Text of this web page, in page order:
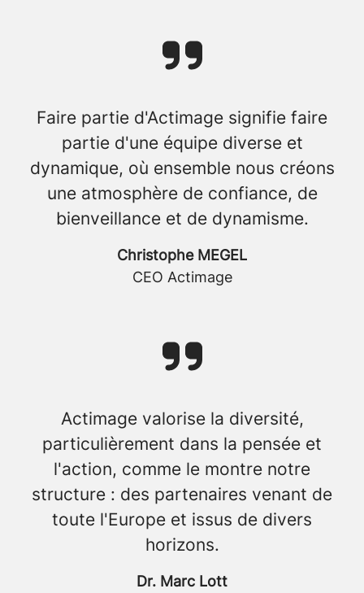
Faire partie d'Actimage signifie faire
partie d'une équipe diverse et
dynamique, où ensemble nous créons
une atmosphère de confiance, de
bienveillance et de dynamisme.
Christophe MEGEL
CEO Actimage
Actimage valorise la diversité,
particulièrement dans la pensée et
l'action, comme le montre notre
structure : des partenaires venant de
toute l'Europe et issus de divers
horizons.
Dr. Marc Lott